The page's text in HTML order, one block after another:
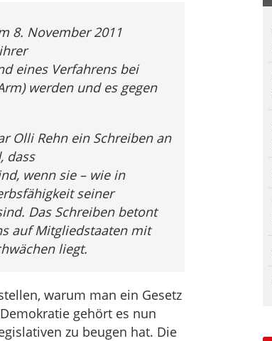
8. November 2011
eines Verfahrens bei
werden und es gegen
Olli Rehn ein Schreiben an
dass
wenn sie – wie in
seiner
Das Schreiben betont
auf Mitgliedstaaten mit
liegt.
warum man ein Gesetz
gehört es nun
zu beugen hat. Die